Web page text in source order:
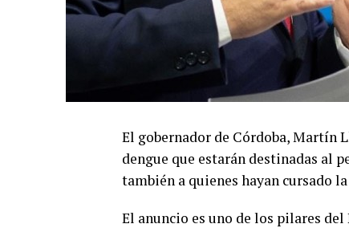
El gobernador de Córdoba, Martín
dengue que estarán destinadas al
también a quienes hayan cursado
El anuncio es uno de los pilares